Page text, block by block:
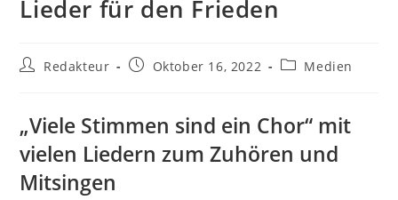
Lieder für den Frieden
Beitrags-
Redakteur
BeitragOktober 16, 2022
Beitrags-
Medien
„Viele Stimmen sind ein Chor“ mit
vielen Liedern zum Zuhören und
Mitsingen